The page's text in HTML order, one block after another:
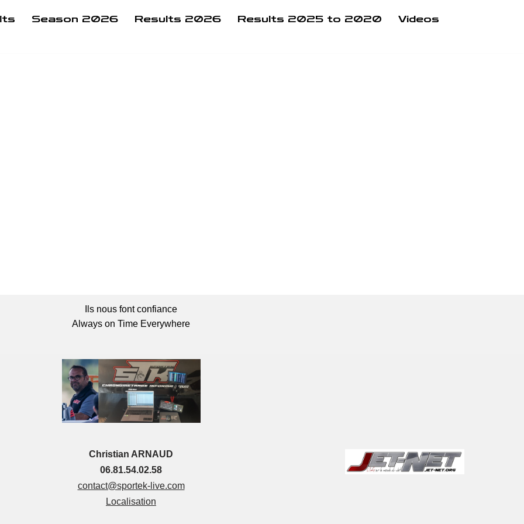
Season 2026 Results 2026 Results 2025 to 2020
Videos
Ils nous font confiance
Always on Time Everywhere
Christian ARNAUD
06.81.54.02.58
contact@sportek-live.com
Localisation